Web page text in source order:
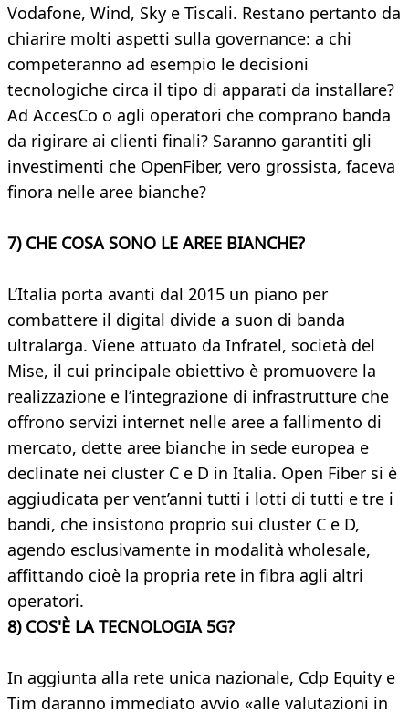
Vodafone, Wind, Sky e Tiscali. Restano pertanto da
chiarire molti aspetti sulla governance: a chi
competeranno ad esempio le decisioni
tecnologiche circa il tipo di apparati da installare?
Ad AccesCo o agli operatori che comprano banda
da rigirare ai clienti finali? Saranno garantiti gli
investimenti che OpenFiber, vero grossista, faceva
finora nelle aree bianche?
7) CHE COSA SONO LE AREE BIANCHE?
L’Italia porta avanti dal 2015 un piano per
combattere il digital divide a suon di banda
ultralarga. Viene attuato da Infratel, società del
Mise, il cui principale obiettivo è promuovere la
realizzazione e l’integrazione di infrastrutture che
offrono servizi internet nelle aree a fallimento di
mercato, dette aree bianche in sede europea e
declinate nei cluster C e D in Italia. Open Fiber si è
aggiudicata per vent’anni tutti i lotti di tutti e tre i
bandi, che insistono proprio sui cluster C e D,
agendo esclusivamente in modalità wholesale,
affittando cioè la propria rete in fibra agli altri
operatori.
8) COS'È LA TECNOLOGIA 5G?
In aggiunta alla rete unica nazionale, Cdp Equity e
Tim daranno immediato avvio «alle valutazioni in